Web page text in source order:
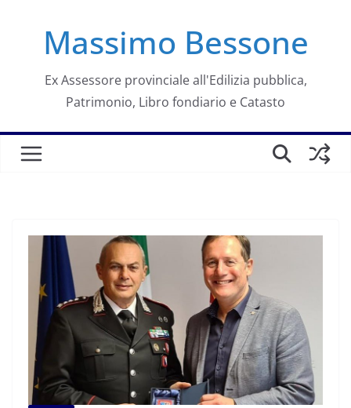
contenutoMassimo Bessone
Ex Assessore provinciale all'Edilizia pubblica,
Patrimonio, Libro fondiario e Catasto